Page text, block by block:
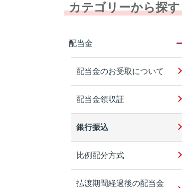
カテゴリーから探す
配当金
配当金のお受取について
配当金領収証
銀行振込
比例配分方式
払渡期間経過後の配当金